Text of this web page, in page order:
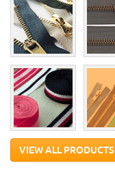
VIEW ALL PRODUCTS